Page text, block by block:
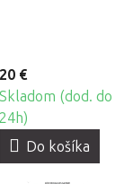
20 €
Skladom (dod. do
24h)
Do košíka